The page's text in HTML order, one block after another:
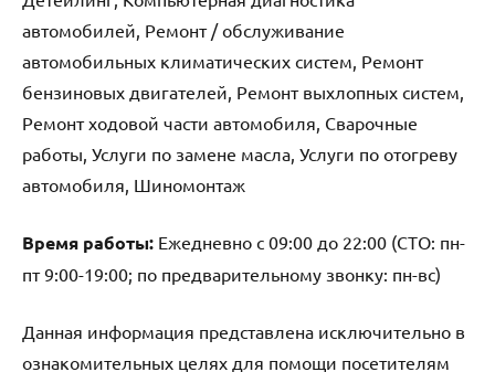
автомобилей, Ремонт / обслуживание
автомобильных климатических систем, Ремонт
бензиновых двигателей, Ремонт выхлопных систем,
Ремонт ходовой части автомобиля, Сварочные
работы, Услуги по замене масла, Услуги по отогреву
автомобиля, Шиномонтаж
Время работы: Ежедневно с 09:00 до 22:00 (СТО: пн-
пт 9:00-19:00; по предварительному звонку: пн-вс)
Данная информация представлена исключительно в
ознакомительных целях для помощи посетителям